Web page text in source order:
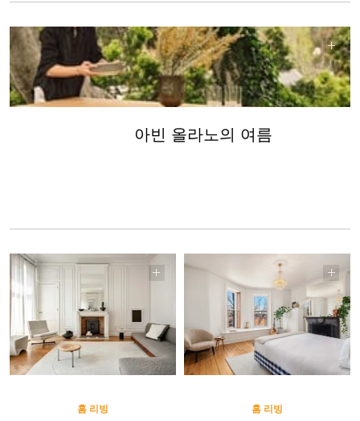
아빈 올라노의 여름
홈 리빙 홈 리빙